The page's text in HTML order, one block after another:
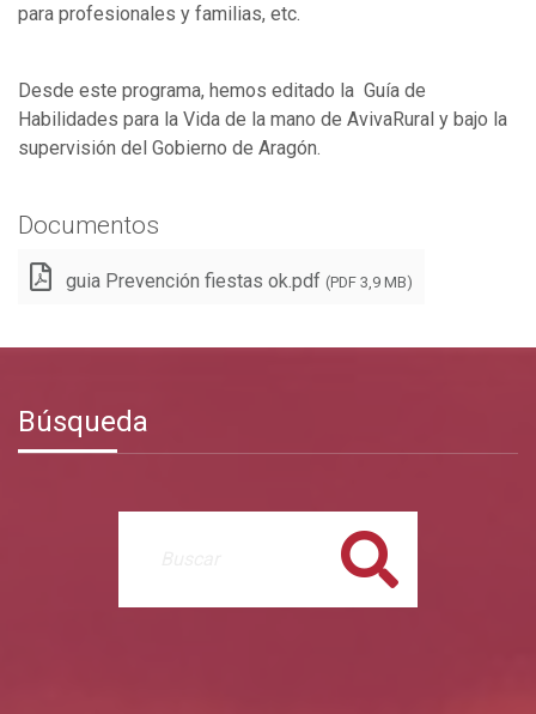
para profesionales y familias, etc.
Desde este programa, hemos editado la Guía de
Habilidades para la Vida de la mano de AvivaRural y bajo la
supervisión del Gobierno de Aragón.
Documentos
guia Prevención fiestas ok.pdf (PDF 3,9 MB)
Búsqueda
Buscar